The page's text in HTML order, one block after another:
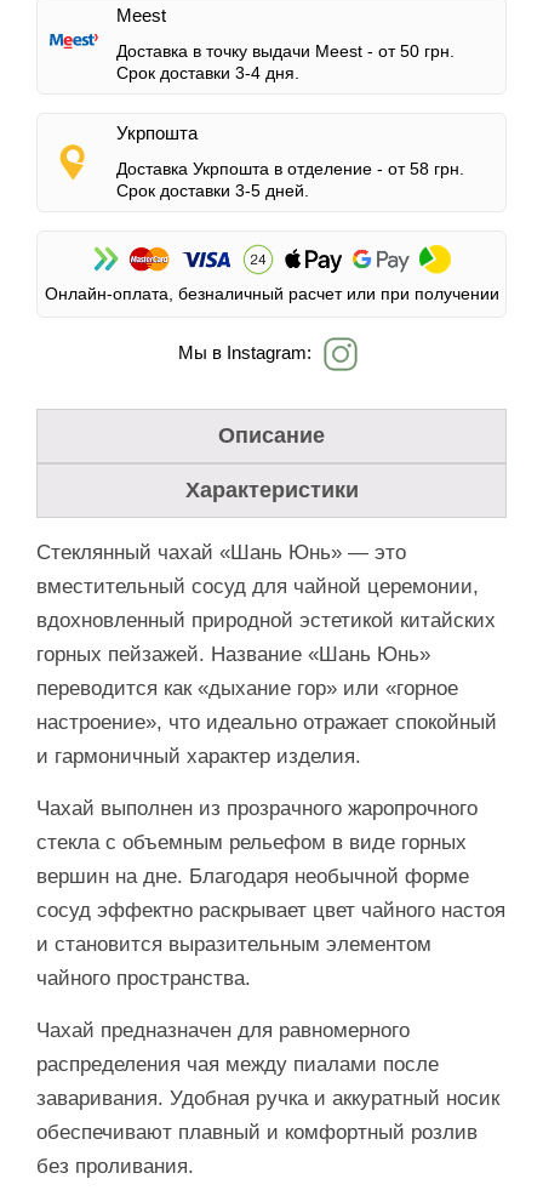
Meest
Доставка в точку выдачи Meest - от 50 грн.
Срок доставки 3-4 дня.
Укрпошта
Доставка Укрпошта в отделение - от 58 грн.
Срок доставки 3-5 дней.
Онлайн-оплата, безналичный расчет или при получении
Мы в Instagram:
Описание
Характеристики
Стеклянный чахай «Шань Юнь» — это
вместительный сосуд для чайной церемонии,
вдохновленный природной эстетикой китайских
горных пейзажей. Название «Шань Юнь»
переводится как «дыхание гор» или «горное
настроение», что идеально отражает спокойный
и гармоничный характер изделия.
Чахай выполнен из прозрачного жаропрочного
стекла с объемным рельефом в виде горных
вершин на дне. Благодаря необычной форме
сосуд эффектно раскрывает цвет чайного настоя
и становится выразительным элементом
чайного пространства.
Чахай предназначен для равномерного
распределения чая между пиалами после
заваривания. Удобная ручка и аккуратный носик
обеспечивают плавный и комфортный розлив
без проливания.